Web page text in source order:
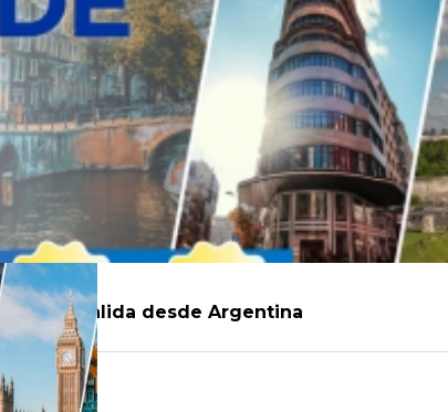
– Salida desde Argentina